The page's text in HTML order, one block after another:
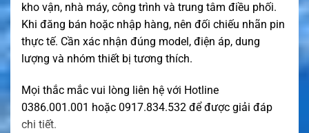
kho vận, nhà máy, công trình và trung tâm điều phối.
Khi đăng bán hoặc nhập hàng, nên đối chiếu nhãn pin
thực tế. Cần xác nhận đúng model, điện áp, dung
lượng và nhóm thiết bị tương thích.
Mọi thắc mắc vui lòng liên hệ với Hotline
0386.001.001 hoặc 0917.834.532 để được giải đáp
chi tiết.